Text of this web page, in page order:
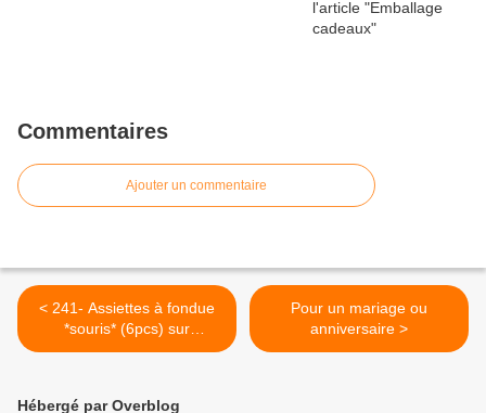
Commentaires
Ajouter un commentaire
< 241- Assiettes à fondue
*souris* (6pcs) sur
commande Frs. 120.00
Pour un mariage ou
anniversaire >
Hébergé par Overblog